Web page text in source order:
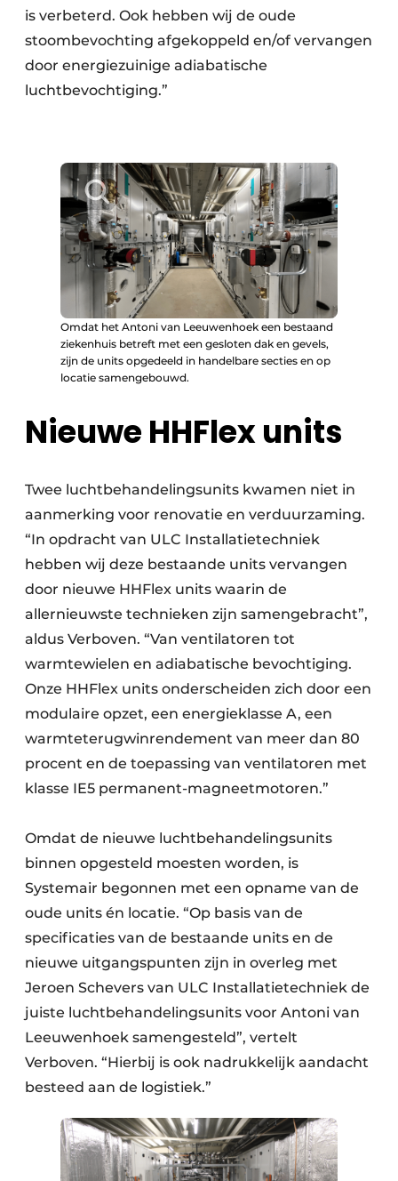
is verbeterd. Ook hebben wij de oude
stoombevochting afgekoppeld en/of vervangen
door energiezuinige adiabatische
luchtbevochtiging.”
Omdat het Antoni van Leeuwenhoek een bestaand
ziekenhuis betreft met een gesloten dak en gevels,
zijn de units opgedeeld in handelbare secties en op
locatie samengebouwd.
Nieuwe HHFlex units
Twee luchtbehandelingsunits kwamen niet in
aanmerking voor renovatie en verduurzaming.
“In opdracht van ULC Installatietechniek
hebben wij deze bestaande units vervangen
door nieuwe HHFlex units waarin de
allernieuwste technieken zijn samengebracht”,
aldus Verboven. “Van ventilatoren tot
warmtewielen en adiabatische bevochtiging.
Onze HHFlex units onderscheiden zich door een
modulaire opzet, een energieklasse A, een
warmteterugwinrendement van meer dan 80
procent en de toepassing van ventilatoren met
klasse IE5 permanent-magneetmotoren.”
Omdat de nieuwe luchtbehandelingsunits
binnen opgesteld moesten worden, is
Systemair begonnen met een opname van de
oude units én locatie. “Op basis van de
specificaties van de bestaande units en de
nieuwe uitgangspunten zijn in overleg met
Jeroen Schevers van ULC Installatietechniek de
juiste luchtbehandelingsunits voor Antoni van
Leeuwenhoek samengesteld”, vertelt
Verboven. “Hierbij is ook nadrukkelijk aandacht
besteed aan de logistiek.”